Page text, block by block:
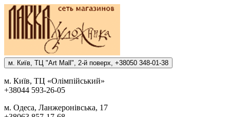
м. Киïв, ТЦ "Art Mall", 2-й поверх, +38050 348-01-38
м. Киïв, ТЦ «Олiмпiйський»
+38044 593-26-05
м. Одеса, Ланжеронiвська, 17